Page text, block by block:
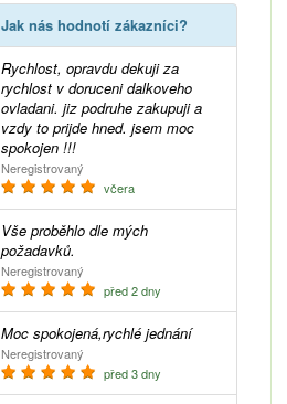
Jak nás hodnotí zákazníci?
Rychlost, opravdu dekuji za
rychlost v doruceni dalkoveho
ovladani. jiz podruhe zakupuji a
vzdy to prijde hned. jsem moc
spokojen !!!
Neregistrovaný
včera
Vše proběhlo dle mých
požadavků.
Neregistrovaný
před 2 dny
Moc spokojená,rychlé jednání
Neregistrovaný
před 3 dny